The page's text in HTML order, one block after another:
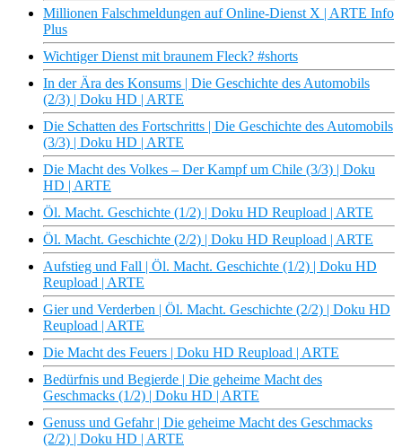
Millionen Falschmeldungen auf Online-Dienst X | ARTE Info
Plus
Wichtiger Dienst mit braunem Fleck? #shorts
In der Ära des Konsums | Die Geschichte des Automobils
(2/3) | Doku HD | ARTE
Die Schatten des Fortschritts | Die Geschichte des Automobils
(3/3) | Doku HD | ARTE
Die Macht des Volkes – Der Kampf um Chile (3/3) | Doku
HD | ARTE
Öl. Macht. Geschichte (1/2) | Doku HD Reupload | ARTE
Öl. Macht. Geschichte (2/2) | Doku HD Reupload | ARTE
Aufstieg und Fall | Öl. Macht. Geschichte (1/2) | Doku HD
Reupload | ARTE
Gier und Verderben | Öl. Macht. Geschichte (2/2) | Doku HD
Reupload | ARTE
Die Macht des Feuers | Doku HD Reupload | ARTE
Bedürfnis und Begierde | Die geheime Macht des
Geschmacks (1/2) | Doku HD | ARTE
Genuss und Gefahr | Die geheime Macht des Geschmacks
(2/2) | Doku HD | ARTE